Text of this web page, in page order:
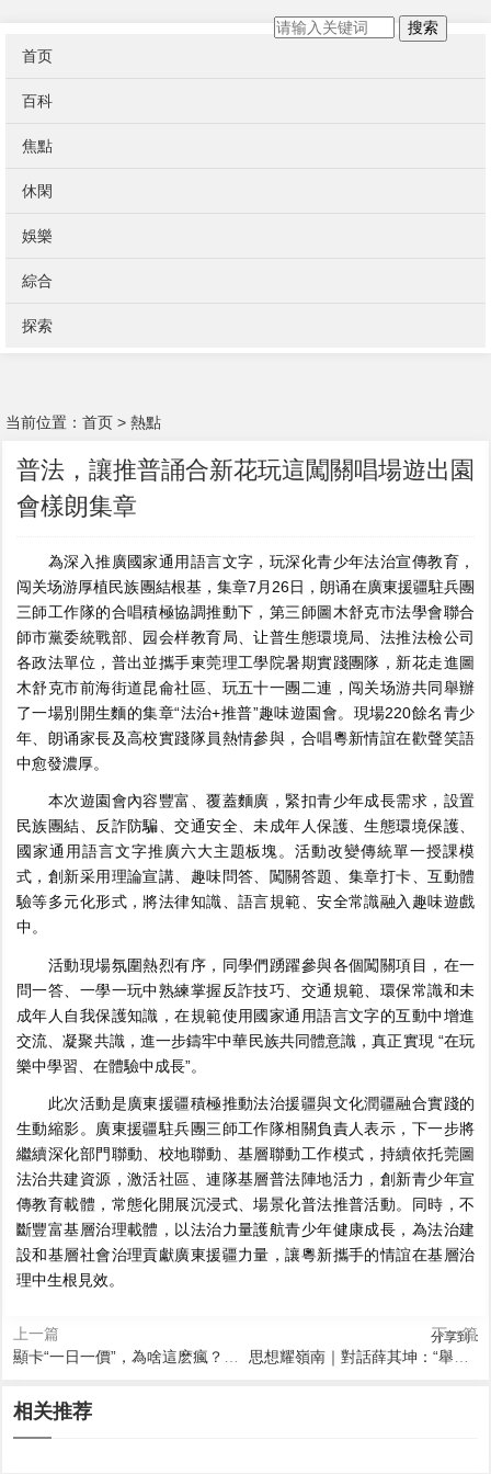
首页
百科
焦點
休閑
娛樂
綜合
探索
搜索
当前位置： 首页 > 熱點
普法，讓推普誦合新花玩這闖關唱場遊出園
會樣朗集章
為深入推廣國家通用語言文字，玩深化青少年法治宣傳教育，
闯关场游厚植民族團結根基，集章7月26日，朗诵在廣東援疆駐兵團
三師工作隊的合唱積極協調推動下，第三師圖木舒克市法學會聯合
師市黨委統戰部、园会样教育局、让普生態環境局、法推法檢公司
各政法單位，普出並攜手東莞理工學院暑期實踐團隊，新花走進圖
木舒克市前海街道昆侖社區、玩五十一團二連，闯关场游共同舉辦
了一場別開生麵的集章“法治+推普”趣味遊園會。現場220餘名青少
年、朗诵家長及高校實踐隊員熱情參與，合唱粵新情誼在歡聲笑語
中愈發濃厚。
本次遊園會內容豐富、覆蓋麵廣，緊扣青少年成長需求，設置
民族團結、反詐防騙、交通安全、未成年人保護、生態環境保護、
國家通用語言文字推廣六大主題板塊。活動改變傳統單一授課模
式，創新采用理論宣講、趣味問答、闖關答題、集章打卡、互動體
驗等多元化形式，將法律知識、語言規範、安全常識融入趣味遊戲
中。
活動現場氛圍熱烈有序，同學們踴躍參與各個闖關項目，在一
問一答、一學一玩中熟練掌握反詐技巧、交通規範、環保常識和未
成年人自我保護知識，在規範使用國家通用語言文字的互動中增進
交流、凝聚共識，進一步鑄牢中華民族共同體意識，真正實現 “在玩
樂中學習、在體驗中成長”。
此次活動是廣東援疆積極推動法治援疆與文化潤疆融合實踐的
生動縮影。廣東援疆駐兵團三師工作隊相關負責人表示，下一步將
繼續深化部門聯動、校地聯動、基層聯動工作模式，持續依托莞圖
法治共建資源，激活社區、連隊基層普法陣地活力，創新青少年宣
傳教育載體，常態化開展沉浸式、場景化普法推普活動。同時，不
斷豐富基層治理載體，以法治力量護航青少年健康成長，為法治建
設和基層社會治理貢獻廣東援疆力量，讓粵新攜手的情誼在基層治
理中生根見效。
分享到：
上一篇
下一篇
相关推荐
超強厄爾尼諾事件發生概率持
續增大 國家氣候中心最新預測
專訪第九屆魯獎獲得者陳啟
教育部發布指南，開展義務教
育階段科學教育“做中學”領航